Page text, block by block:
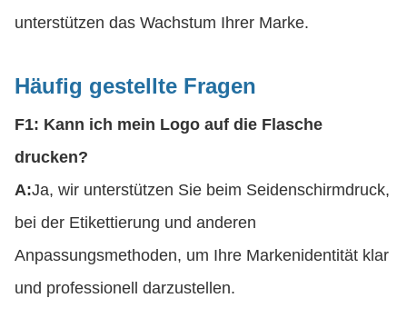
unterstützen das Wachstum Ihrer Marke.
Häufig gestellte Fragen
F1: Kann ich mein Logo auf die Flasche
drucken?
A:Ja, wir unterstützen Sie beim Seidenschirmdruck,
bei der Etikettierung und anderen
Anpassungsmethoden, um Ihre Markenidentität klar
und professionell darzustellen.